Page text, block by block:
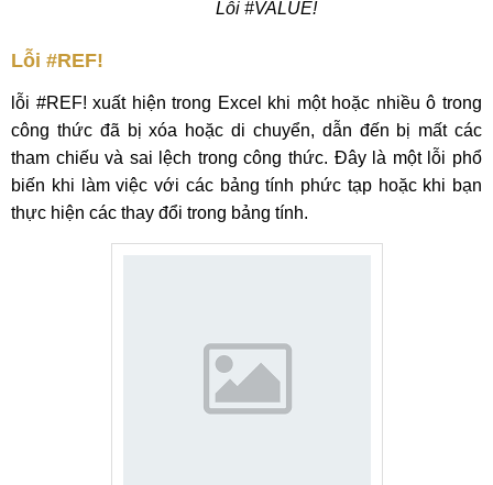
Lỗi #VALUE!
Lỗi #REF!
lỗi #REF! xuất hiện trong Excel khi một hoặc nhiều ô trong
công thức đã bị xóa hoặc di chuyển, dẫn đến bị mất các
tham chiếu và sai lệch trong công thức. Đây là một lỗi phổ
biến khi làm việc với các bảng tính phức tạp hoặc khi bạn
thực hiện các thay đổi trong bảng tính.